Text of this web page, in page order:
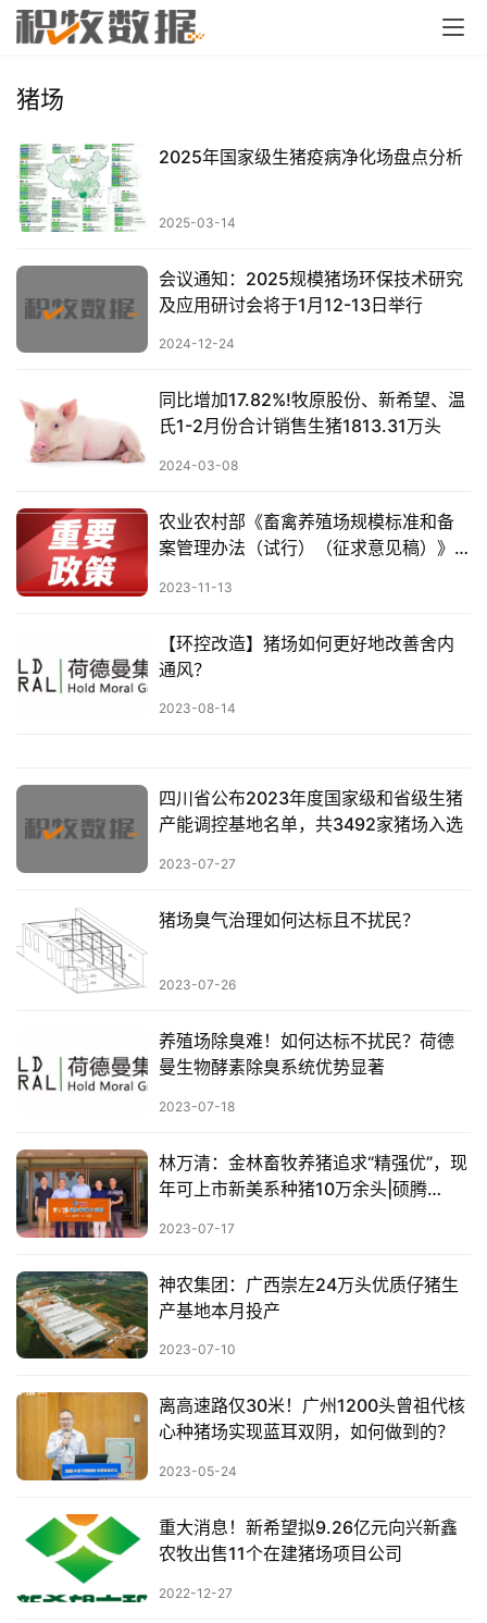
首
资
讯
新
分
报
据
猪场
2025年国家级生猪疫病净化场盘点分析
2025-03-14
会议通知：2025规模猪场环保技术研究
及应用研讨会将于1月12-13日举行
2024-12-24
同比增加17.82%!牧原股份、新希望、温
氏1-2月份合计销售生猪1813.31万头
2024-03-08
农业农村部《畜禽养殖场规模标准和备
案管理办法（试行）（征求意见稿）》
2023-11-13
【环控改造】猪场如何更好地改善舍内
通风？
2023-08-14
四川省公布2023年度国家级和省级生猪
产能调控基地名单，共3492家猪场入选
2023-07-27
猪场臭气治理如何达标且不扰民？
2023-07-26
养殖场除臭难！如何达标不扰民？荷德
曼生物酵素除臭系统优势显著
2023-07-18
林万清：金林畜牧养猪追求“精强优”，现
年可上市新美系种猪10万余头|硕腾
2023-07-17
神农集团：广西崇左24万头优质仔猪生
产基地本月投产
2023-07-10
离高速路仅30米！广州1200头曾祖代核
心种猪场实现蓝耳双阴，如何做到的？
2023-05-24
重大消息！新希望拟9.26亿元向兴新鑫
农牧出售11个在建猪场项目公司
2022-12-27